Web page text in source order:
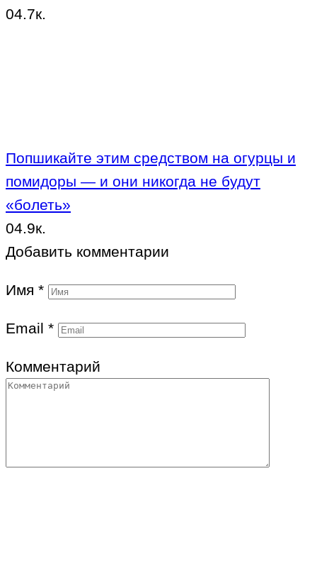
04.7к.
Попшикайте этим средством на огурцы и
помидоры — и они никогда не будут
«болеть»
04.9к.
Добавить комментарии
Имя *
Email *
Комментарий